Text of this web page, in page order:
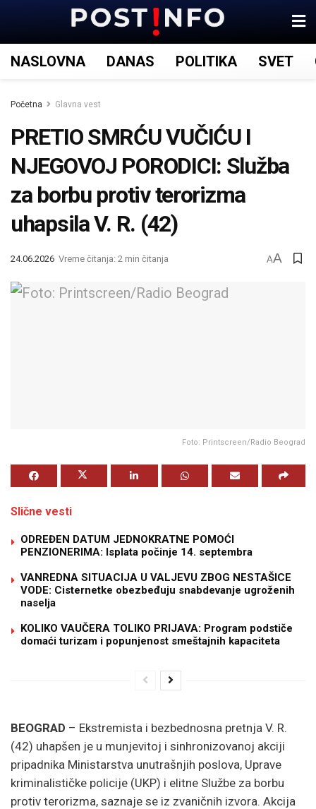
NASLOVNA DANAS POLITIKA SVET
Početna Glavna vest
PRETIO SMRĆU VUČIĆU I
NJEGOVOJ PORODICI: Služba
za borbu protiv terorizma
uhapsila V. R. (42)
24.06.2026 Vreme čitanja: 2 min čitanja AA
Foto: Printscreen/Radio Beograd
Slične vesti
ODREĐEN DATUM JEDNOKRATNE POMOĆI
PENZIONERIMA: Isplata počinje 14. septembra
VANREDNA SITUACIJA U VALJEVU ZBOG NESTAŠICE
VODE: Cisternetke obezbeđuju snabdevanje ugroženih
naselja
KOLIKO VAUČERA TOLIKO PRIJAVA: Program podstiče
domaći turizam i popunjenost smeštajnih kapaciteta
BEOGRAD – Ekstremista i bezbednosna pretnja V. R.
(42) uhapšen je u munjevitoj i sinhronizovanoj akciji
pripadnika Ministarstva unutrašnjih poslova, Uprave
kriminalističke policije (UKP) i elitne Službe za borbu
protiv terorizma, saznaje se iz zvaničnih izvora. Akcija